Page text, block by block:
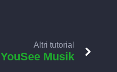
Altri tutorial
YouSee Musik